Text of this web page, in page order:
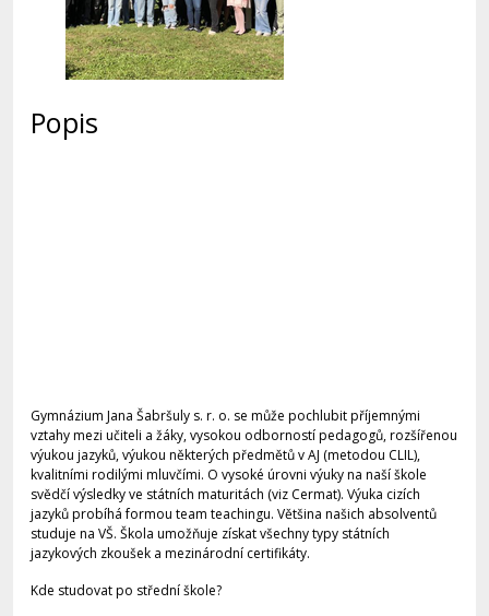
Popis
Gymnázium Jana Šabršuly s. r. o. se může pochlubit příjemnými
vztahy mezi učiteli a žáky, vysokou odborností pedagogů, rozšířenou
výukou jazyků, výukou některých předmětů v AJ (metodou CLIL),
kvalitními rodilými mluvčími. O vysoké úrovni výuky na naší škole
svědčí výsledky ve státních maturitách (viz Cermat). Výuka cizích
jazyků probíhá formou team teachingu. Většina našich absolventů
studuje na VŠ. Škola umožňuje získat všechny typy státních
jazykových zkoušek a mezinárodní certifikáty.
Kde studovat po střední škole?